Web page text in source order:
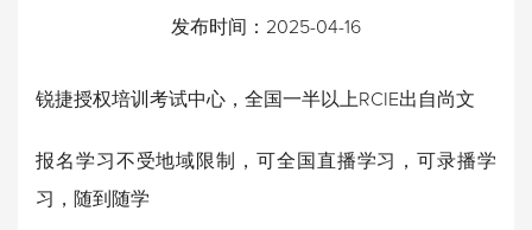
发布时间： 2025-04-16
锐捷授权培训考试中心，全国一半以上RCIE出自尚文
报名学习不受地域限制，可全国直播学习，可录播学
习，随到随学